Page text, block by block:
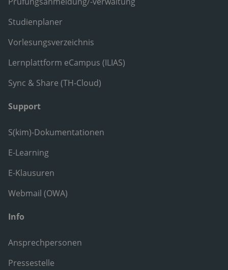
Studienplaner
Vorlesungsverzeichnis
Lernplattform eCampus (ILIAS)
Sync & Share (TH-Cloud)
Support
S(kim)-Dokumentationen
E-Learning
E-Klausuren
Webmail (OWA)
Info
Ansprechpersonen
Pressestelle